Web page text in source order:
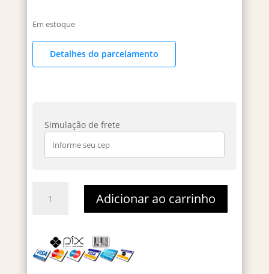
Em estoque
Detalhes do parcelamento
Simulação de frete
Toilette
–
Adicionar ao carrinho